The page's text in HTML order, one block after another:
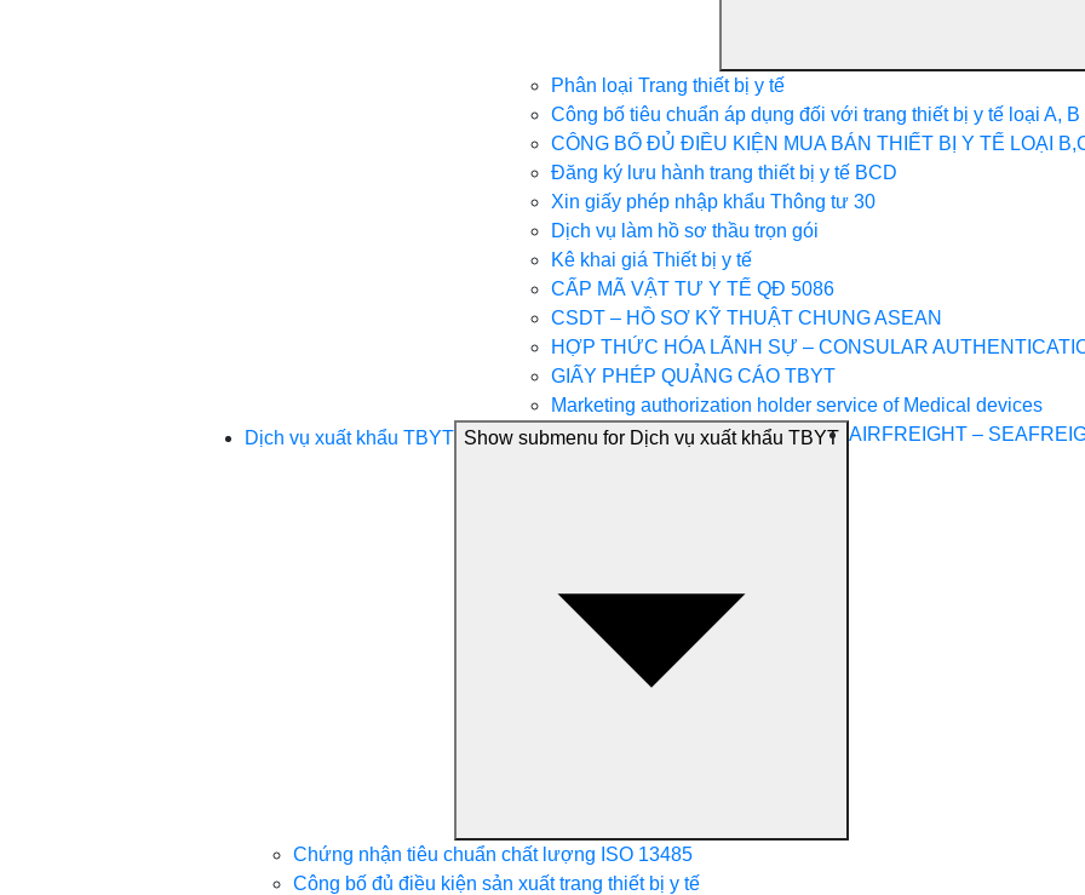
Phân loại Trang thiết bị y tế
Công bố tiêu chuẩn áp dụng đối với trang thiết bị y tế loại A, B
CÔNG BỐ ĐỦ ĐIỀU KIỆN MUA BÁN THIẾT BỊ Y TẾ LOẠI
Đăng ký lưu hành trang thiết bị y tế BCD
Xin giấy phép nhập khẩu Thông tư 30
Dịch vụ làm hồ sơ thầu trọn gói
Kê khai giá Thiết bị y tế
CẤP MÃ VẬT TƯ Y TẾ QĐ 5086
CSDT – HỒ SƠ KỸ THUẬT CHUNG ASEAN
HỢP THỨC HÓA LÃNH SỰ – CONSULAR
GIẤY PHÉP QUẢNG CÁO TBYT
Marketing authorization holder service of Medical devices
Dịch vụ xuất khẩu TBYT Show submenu for Dịch vụ xuất khẩu TBYT
Chứng nhận tiêu chuẩn chất lượng ISO 13485
Công bố đủ điều kiện sản xuất trang thiết bị y tế
AIRFREIGHT –